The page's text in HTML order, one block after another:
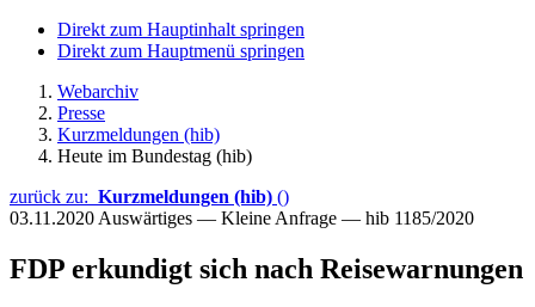
Direkt zum Hauptinhalt springen
Direkt zum Hauptmenü springen
Webarchiv
Presse
Kurzmeldungen (hib)
Heute im Bundestag (hib)
zurück zu: Kurzmeldungen (hib) ()
03.11.2020 Auswärtiges — Kleine Anfrage — hib 1185/2020
FDP erkundigt sich nach Reisewarnungen